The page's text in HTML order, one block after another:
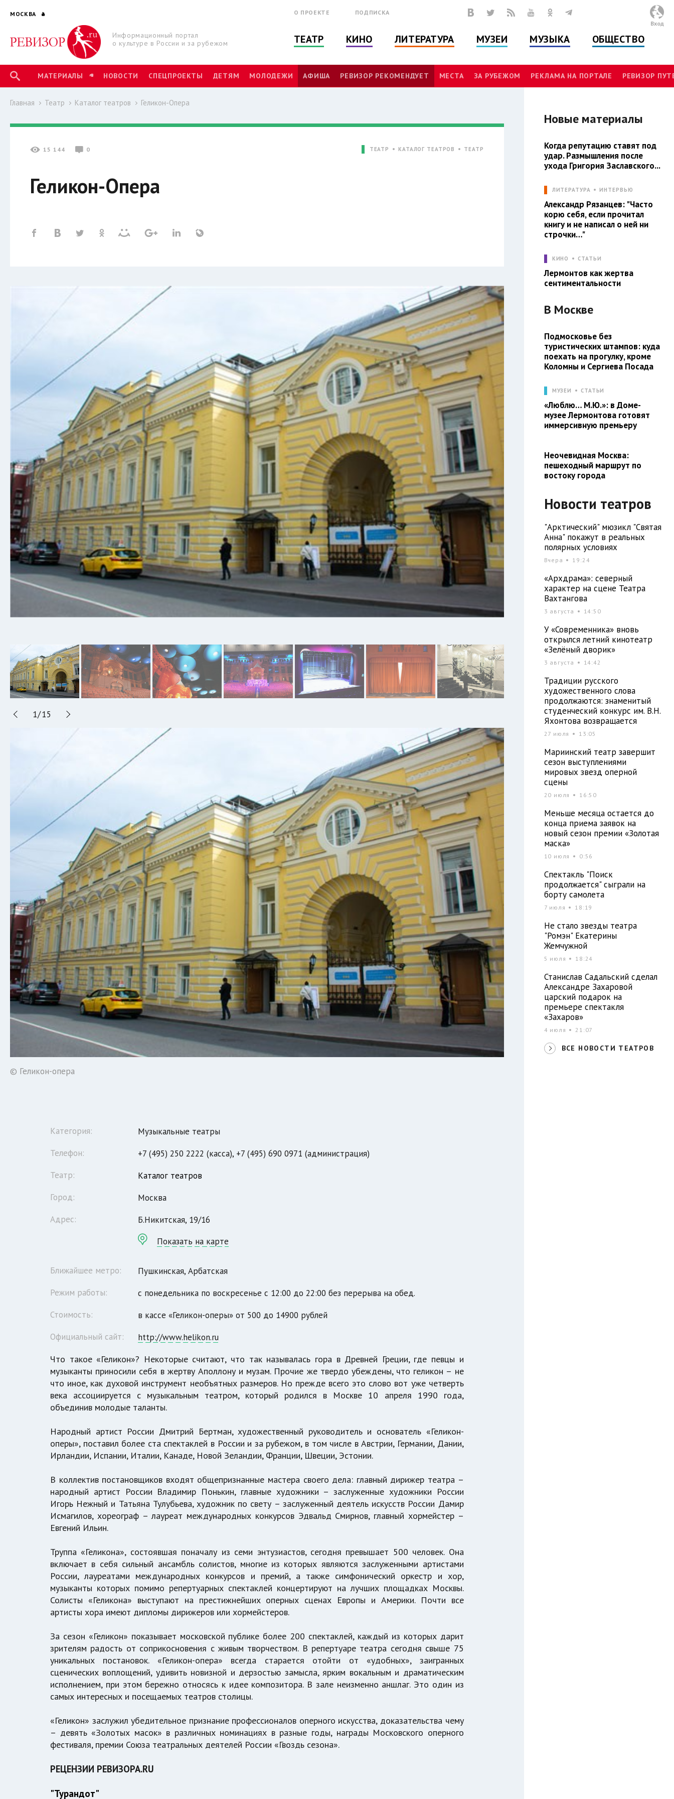
МОСКВА
Информационный портал
о культуре в России и за рубежом
О ПРОЕКТЕ ПОДПИСКА
ТЕАТР КИНО ЛИТЕРАТУРА МУЗЕИ МУЗЫКА ОБЩЕСТВО
Вход
МАТЕРИАЛЫ НОВОСТИ СПЕЦПРОЕКТЫ ДЕТЯМ МОЛОДЕЖИ АФИША РЕВИЗОР РЕКОМЕНДУЕТ МЕСТА ЗА РУБЕЖОМ РЕКЛАМА НА ПОРТАЛЕ РЕВИЗОР
Главная Театр Каталог театров Геликон-Опера
15 144 0 ТЕАТР КАТАЛОГ ТЕАТРОВ ТЕАТР
Геликон-Опера
1/15
© Геликон-опера
Категория:
Музыкальные театры
Телефон:
+7 (495) 250 2222 (касса), +7 (495) 690 0971 (администрация)
Театр:
Каталог театров
Город:
Москва
Адрес:
Б.Никитская, 19/16
Показать на карте
Ближайшее метро:
Пушкинская, Арбатская
Режим работы:
с понедельника по воскресенье с 12:00 до 22:00 без перерыва на обед.
Стоимость:
в кассе «Геликон-оперы» от 500 до 14900 рублей
Официальный сайт:
http://www.helikon.ru
Что такое «Геликон»? Некоторые считают, что так называлась гора в Древней Греции, где певцы и
музыканты приносили себя в жертву Аполлону и музам. Прочие же твердо убеждены, что геликон – не
что иное, как духовой инструмент необъятных размеров. Но прежде всего это слово вот уже четверть
века ассоциируется с музыкальным театром, который родился в Москве 10 апреля 1990 года,
объединив молодые таланты.
Народный артист России Дмитрий Бертман, художественный руководитель и основатель «Геликон-
оперы», поставил более ста спектаклей в России и за рубежом, в том числе в Австрии, Германии, Дании,
Ирландии, Испании, Италии, Канаде, Новой Зеландии, Франции, Швеции, Эстонии.
В коллектив постановщиков входят общепризнанные мастера своего дела: главный дирижер театра –
народный артист России Владимир Понькин, главные художники – заслуженные художники России
Игорь Нежный и Татьяна Тулубьева, художник по свету – заслуженный деятель искусств России Дамир
Исмагилов, хореограф – лауреат международных конкурсов Эдвальд Смирнов, главный хормейстер –
Евгений Ильин.
Труппа «Геликона», состоявшая поначалу из семи энтузиастов, сегодня превышает 500 человек. Она
включает в себя сильный ансамбль солистов, многие из которых являются заслуженными артистами
России, лауреатами международных конкурсов и премий, а также симфонический оркестр и хор,
музыканты которых помимо репертуарных спектаклей концертируют на лучших площадках Москвы.
Солисты «Геликона» выступают на престижнейших оперных сценах Европы и Америки. Почти все
артисты хора имеют дипломы дирижеров или хормейстеров.
За сезон «Геликон» показывает московской публике более 200 спектаклей, каждый из которых дарит
зрителям радость от соприкосновения с живым творчеством. В репертуаре театра сегодня свыше 75
уникальных постановок. «Геликон-опера» всегда старается отойти от «удобных», заигранных
сценических воплощений, удивить новизной и дерзостью замысла, ярким вокальным и драматическим
исполнением, при этом бережно относясь к идее композитора. В зале неизменно аншлаг. Это один из
самых интересных и посещаемых театров столицы.
«Геликон» заслужил убедительное признание профессионалов оперного искусства, доказательства чему
– девять «Золотых масок» в различных номинациях в разные годы, награды Московского оперного
фестиваля, премии Союза театральных деятелей России «Гвоздь сезона».
РЕЦЕНЗИИ РЕВИЗОРА.RU
"Турандот"
Новые материалы
Когда репутацию ставят под
удар. Размышления после
ухода Григория Заславского...
ЛИТЕРАТУРА ИНТЕРВЬЮ
Александр Рязанцев: "Часто
корю себя, если прочитал
книгу и не написал о ней ни
строчки…"
КИНО СТАТЬИ
Лермонтов как жертва
сентиментальности
В Москве
Подмосковье без
туристических штампов: куда
поехать на прогулку, кроме
Коломны и Сергиева Посада
МУЗЕИ СТАТЬИ
«Люблю… М.Ю.»: в Доме-
музее Лермонтова готовят
иммерсивную премьеру
Неочевидная Москва:
пешеходный маршрут по
востоку города
Новости театров
"Арктический" мюзикл "Святая
Анна" покажут в реальных
полярных условиях
Вчера 19:24
«Архдрама»: северный
характер на сцене Театра
Вахтангова
3 августа 14:50
У «Современника» вновь
открылся летний кинотеатр
«Зелёный дворик»
3 августа 14:42
Традиции русского
художественного слова
продолжаются: знаменитый
студенческий конкурс им. В.Н.
Яхонтова возвращается
27 июля 13:05
Мариинский театр завершит
сезон выступлениями
мировых звезд оперной
сцены
20 июля 16:50
Меньше месяца остается до
конца приема заявок на
новый сезон премии «Золотая
маска»
10 июля 0:56
Спектакль "Поиск
продолжается" сыграли на
борту самолета
7 июля 18:19
Не стало звезды театра
"Ромэн" Екатерины
Жемчужной
5 июля 18:24
Станислав Садальский сделал
Александре Захаровой
царский подарок на
премьере спектакля
«Захаров»
4 июля 21:07
ВСЕ НОВОСТИ ТЕАТРОВ